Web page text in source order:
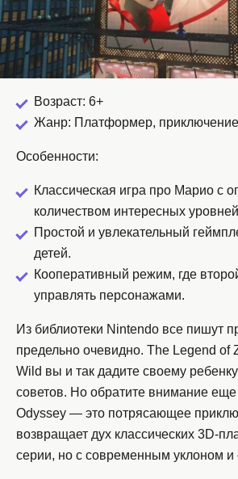
Возраст: 6+
Жанр: Платформер, приключение
Особенности:
Классическая игра про Марио с
количеством интересных
Простой и увлекательный
детей.
Кооперативный режим, где
управлять персонажами.
Из библиотеки Nintendo все пишут
предельно очевидно. The Legend of
Wild вы и так дадите своему
советов. Но обратите внимание
Odyssey — это потрясающее
возвращает дух классических 3D-
серии, но с современным уклоном